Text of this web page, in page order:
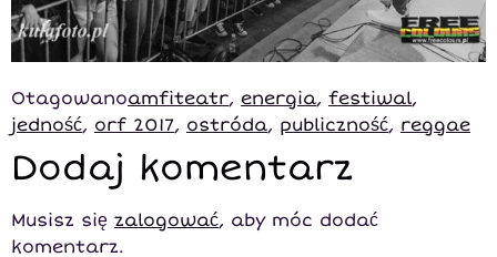
Otagowanoamfiteatr, energia, festiwal,
jedność, orf 2017, ostróda, publiczność, reggae
Dodaj komentarz
Musisz się zalogować, aby móc dodać
komentarz.